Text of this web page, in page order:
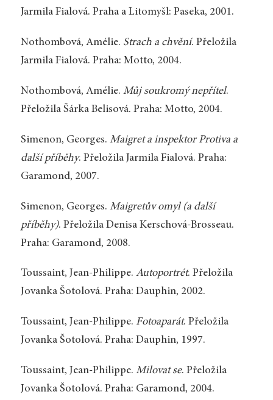
Jarmila Fialová. Praha a Litomyšl: Paseka, 2001.
Nothombová, Amélie. Strach a chvění. Přeložila
Jarmila Fialová. Praha: Motto, 2004.
Nothombová, Amélie. Můj soukromý nepřítel.
Přeložila Šárka Belisová. Praha: Motto, 2004.
Simenon, Georges. Maigret a inspektor Protiva a
další příběhy. Přeložila Jarmila Fialová. Praha:
Garamond, 2007.
Simenon, Georges. Maigretův omyl (a další
příběhy). Přeložila Denisa Kerschová-Brosseau.
Praha: Garamond, 2008.
Toussaint, Jean-Philippe. Autoportrét. Přeložila
Jovanka Šotolová. Praha: Dauphin, 2002.
Toussaint, Jean-Philippe. Fotoaparát. Přeložila
Jovanka Šotolová. Praha: Dauphin, 1997.
Toussaint, Jean-Philippe. Milovat se. Přeložila
Jovanka Šotolová. Praha: Garamond, 2004.